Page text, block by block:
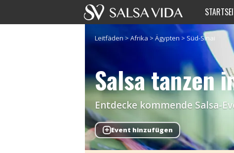
Leitfäden>Afrika > Ägypten > Süd-Sinai
Salsa tanzen
Entdecke kommende Salsa-
+ Event hinzufügen